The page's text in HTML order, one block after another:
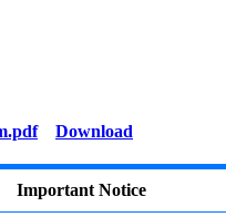
Download
Important Notice